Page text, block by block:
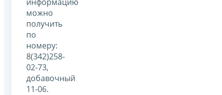
можно
получить
по
номеру:
8(342)258-
02-73,
добавочный
11-06.